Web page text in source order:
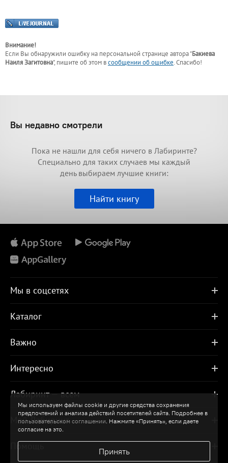
Внимание!
Если Вы обнаружили ошибку на персональной странице автора "Бакиева
Наиля Загитовна", пишите об этом всообщении об ошибке. Спасибо!
Мы используем файлы cookie и другие средства сохранения
предпочтений и анализа действий посетителей сайта. Подробнее в
пользовательском соглашении. Нажмите «Принять», если даете
согласие на это.
Принять
Вы недавно смотрели
Пока не нашли для себя ничего в Лабиринте?
Специально для таких случаев мы каждый
день выбираем лучшие книги:
Найти книгу
Мы в соцсетях
Каталог
Важно
Интересно
Лабиринт — всем
Мой Лабиринт
Помощь